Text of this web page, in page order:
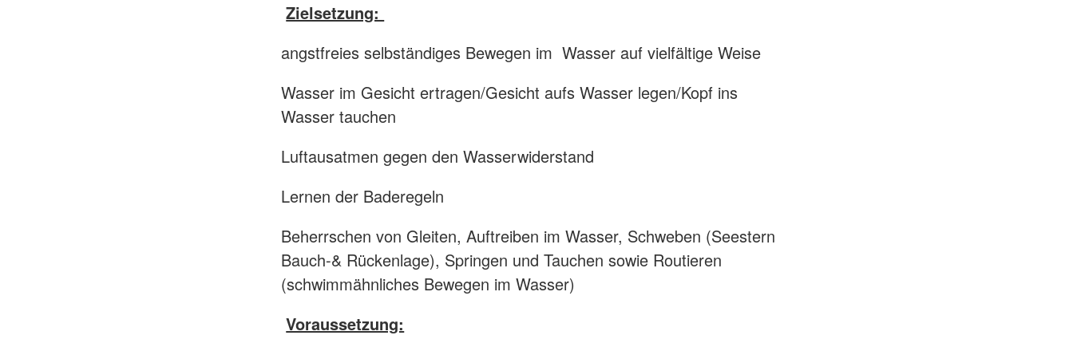
Zielsetzung:
angstfreies selbständiges Bewegen im Wasser auf vielfältige Weise
Wasser im Gesicht ertragen/Gesicht aufs Wasser legen/Kopf ins
Wasser tauchen
Luftausatmen gegen den Wasserwiderstand
Lernen der Baderegeln
Beherrschen von Gleiten, Auftreiben im Wasser, Schweben (Seestern
Bauch-& Rückenlage), Springen und Tauchen sowie Routieren
(schwimmähnliches Bewegen im Wasser)
Voraussetzung: